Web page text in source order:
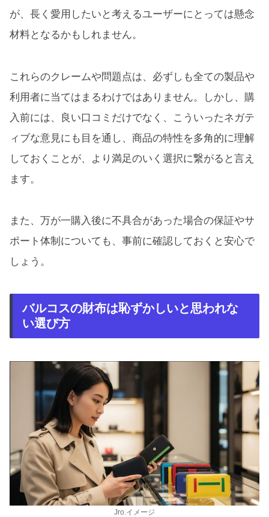
が、長く愛用したいと考えるユーザーにとっては懸念
材料となるかもしれません。
これらのクレームや問題点は、必ずしも全ての製品や
利用者に当てはまるわけではありません。しかし、購
入前には、良い口コミだけでなく、こういったネガテ
ィブな意見にも目を通し、商品の特性を多角的に理解
しておくことが、より満足のいく選択に繋がると言え
ます。
また、万が一購入後に不具合があった場合の保証やサ
ポート体制についても、事前に確認しておくと安心で
しょう。
バルコスの財布は恥ずかしいと思われな
い選び方
Jro.イメージ